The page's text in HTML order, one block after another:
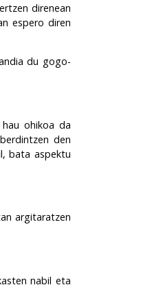
direnean
espero diren
du gogo-
ohikoa da
den
bata aspektu
argitaratzen
nabil eta